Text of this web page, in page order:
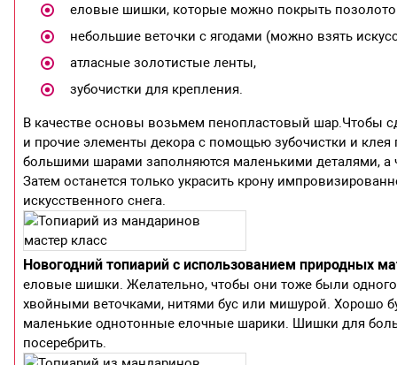
еловые шишки, которые можно покрыть
небольшие веточки с ягодами (можно взять
атласные золотистые ленты,
зубочистки для крепления.
В качестве основы возьмем пенопластовый шар.Чтобы
и прочие элементы декора с помощью зубочистки и
большими шарами заполняются маленькими деталями,
Затем останется только украсить крону
искусственного снега.
Новогодний топиарий с использованием природных
еловые шишки. Желательно, чтобы они тоже были
хвойными веточками, нитями бус или мишурой. Хорошо
маленькие однотонные елочные шарики. Шишки для
посеребрить.